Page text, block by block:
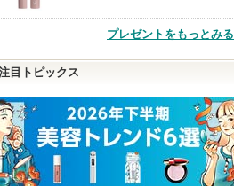
品
プレゼントをもっとみる
目トピックス